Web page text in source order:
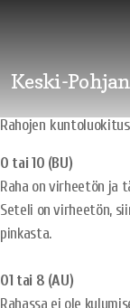
Keski-
Rahojen kuntoluokitus
0 tai 10 (BU)
Raha on virheetön ja
Seteli on virheetön,
pinkasta.
01 tai 8 (AU)
Rahassa ei ole